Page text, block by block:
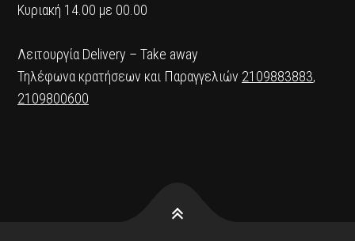
Κυριακή 14.00 με 00.00
Λειτουργία Delivery – Take away
Τηλέφωνα κρατήσεων και Παραγγελιών 2109883883,
2109800600